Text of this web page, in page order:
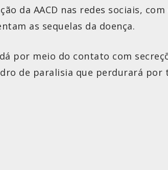
da AACD nas redes sociais,
as sequelas da doença.
por meio do contato com
de paralisia que perdurará por